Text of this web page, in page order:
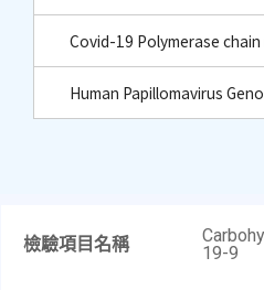
Covid-19 Polymerase
Human Papillomavirus
檢驗項目名稱
19-9​